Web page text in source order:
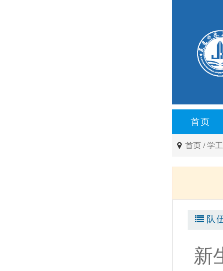
首页
首页 /学
队
新